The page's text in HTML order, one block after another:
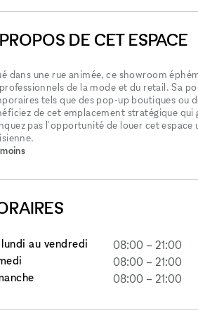
DE CET ESPACE
dans une rue animée, ce showroom
de la mode et du retail. Sa
tels que des pop-up boutiques ou
de cet emplacement stratégique
pas l'opportunité de louer cet
au vendredi 08:00 –21:00
08:00 –21:00
08:00 –21:00